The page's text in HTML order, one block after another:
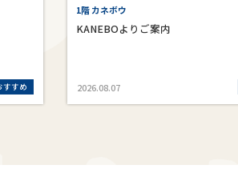
すすめ
1階 カネボウ
KANEBOよりご案内
2026.08.07